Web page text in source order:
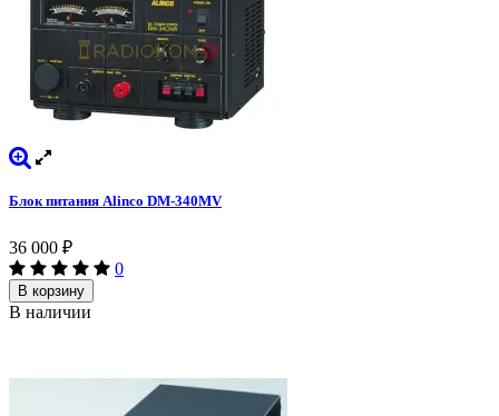
Блок питания Alinco DM-340MV
36 000 ₽
0
В корзину
В наличии